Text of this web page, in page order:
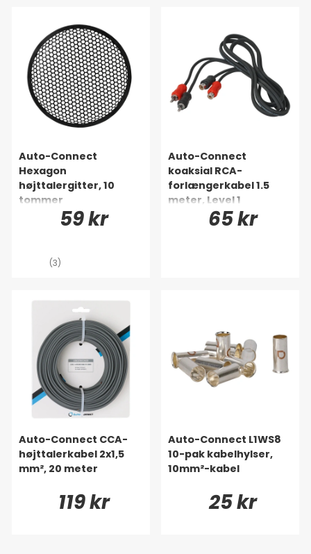
Auto-Connect
Hexagon
højttalergitter, 10
tommer
59 kr
(3)
Auto-Connect
koaksial RCA-
forlængerkabel 1.5
meter, Level 1
65 kr
Auto-Connect CCA-
højttalerkabel 2x1,5
mm², 20 meter
119 kr
Auto-Connect L1WS8
10-pak kabelhylser,
10mm²-kabel
25 kr